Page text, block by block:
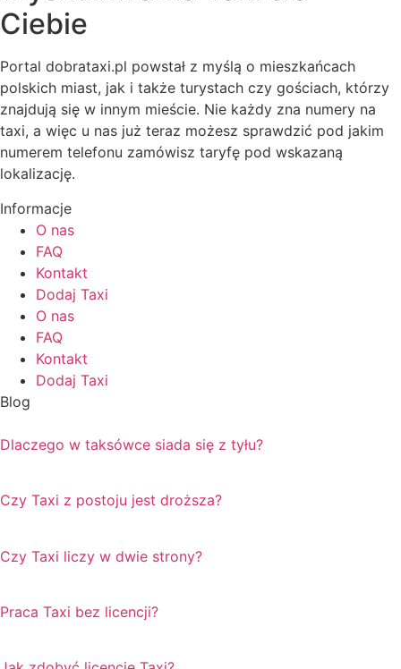
Ciebie
Portal dobrataxi.pl powstał z myślą o mieszkańcach
polskich miast, jak i także turystach czy gościach, którzy
znajdują się w innym mieście. Nie każdy zna numery na
taxi, a więc u nas już teraz możesz sprawdzić pod jakim
numerem telefonu zamówisz taryfę pod wskazaną
lokalizację.
Informacje
O nas
FAQ
Kontakt
Dodaj Taxi
O nas
FAQ
Kontakt
Dodaj Taxi
Blog
Dlaczego w taksówce siada się z tyłu?
Czy Taxi z postoju jest droższa?
Czy Taxi liczy w dwie strony?
Praca Taxi bez licencji?